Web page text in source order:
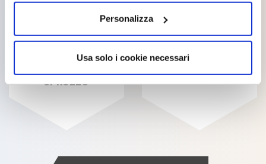
Personalizza
Usa solo i cookie necessari
SINTETICO A
SPRUZZO